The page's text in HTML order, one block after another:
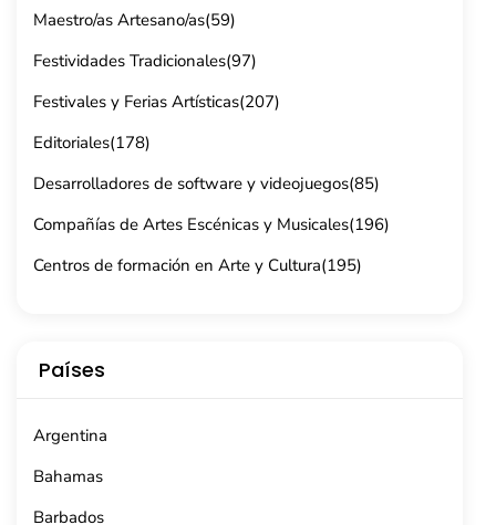
Maestro/as Artesano/as(59)
Festividades Tradicionales(97)
Festivales y Ferias Artísticas(207)
Editoriales(178)
Desarrolladores de software y videojuegos(85)
Compañías de Artes Escénicas y Musicales(196)
Centros de formación en Arte y Cultura(195)
Países
Argentina
Bahamas
Barbados